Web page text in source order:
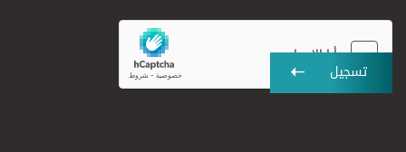
تسجيل